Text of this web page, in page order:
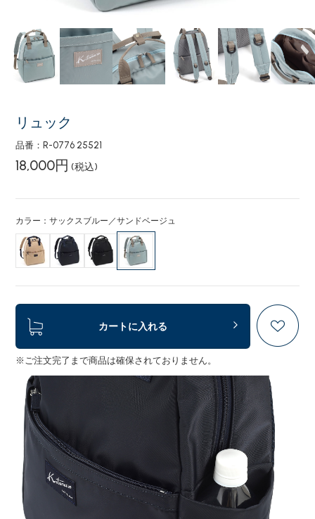
リュック
品番：R-0776 25521
18,000円 (税込)
カラー：サックスブルー／サンドベージュ
カートに入れる
※ご注文完了まで商品は確保されておりません。